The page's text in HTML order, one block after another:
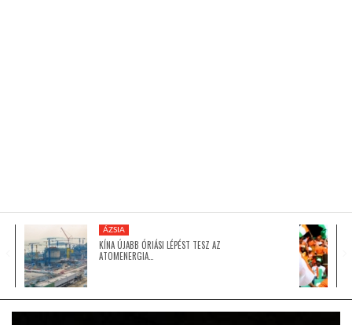
GLOBOTV BP
ÁZSIA
KÍNA ÚJABB ÓRIÁSI LÉPÉST TESZ AZ
ATOMENERGIA…